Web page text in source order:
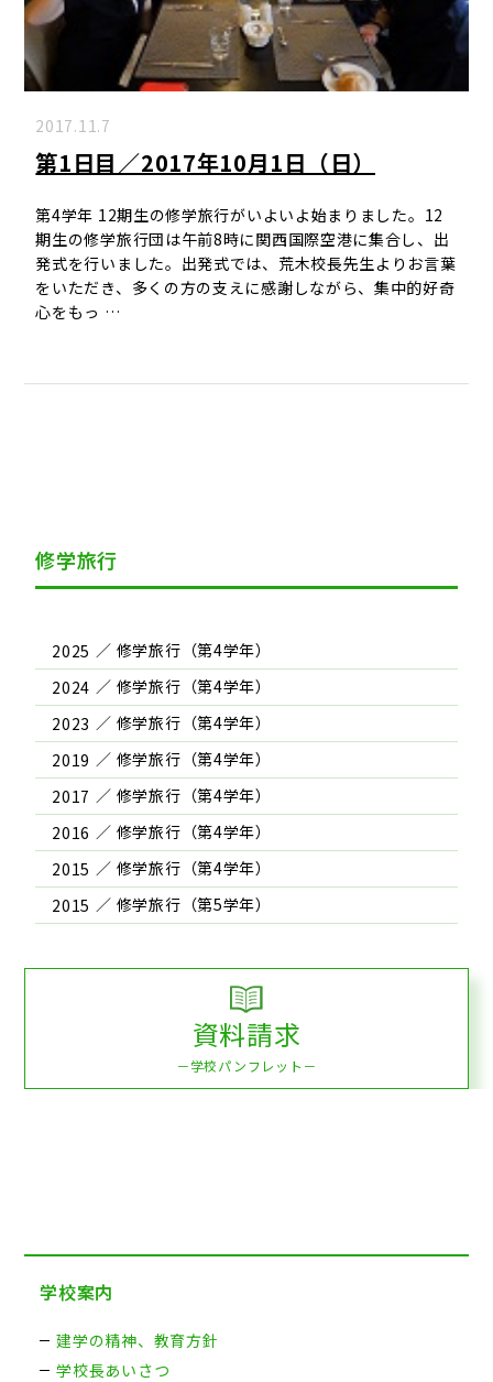
2017.11.7
第1日目／2017年10月1日（日）
第4学年 12期生の修学旅行がいよいよ始まりました。12
期生の修学旅行団は午前8時に関西国際空港に集合し、出
発式を行いました。出発式では、荒木校長先生よりお言葉
をいただき、多くの方の支えに感謝しながら、集中的好奇
心をもっ …
修学旅行
2025
2024
2023
2019
2017
2016
2015
2015
資料請求
－学校パンフレット－
学校案内
建学の精神、教育方針
学校長あいさつ